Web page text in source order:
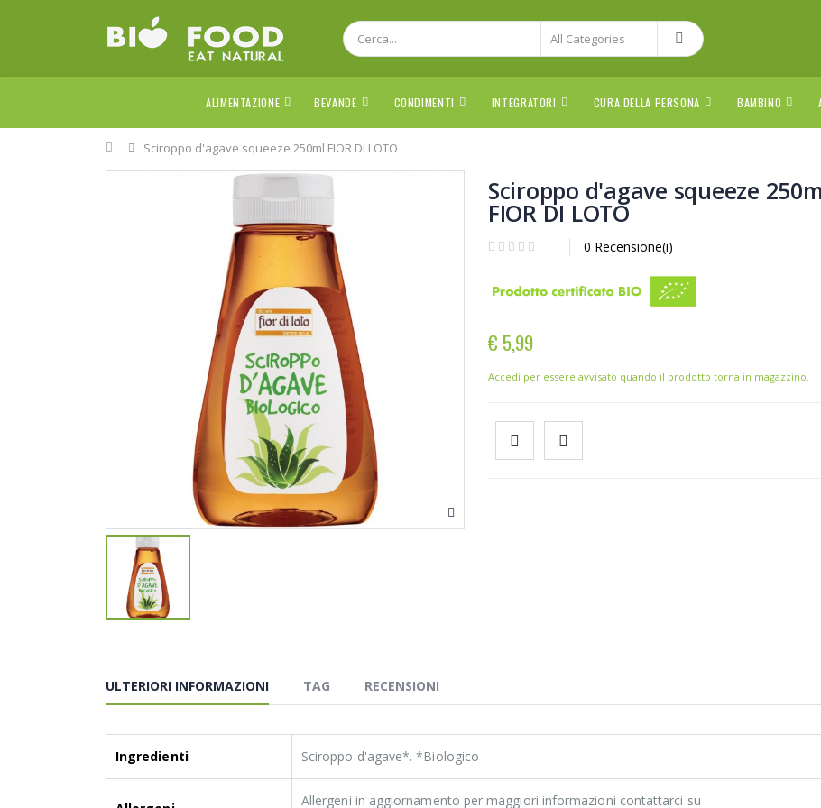
ALIMENTAZIONE BEVANDE CONDIMENTI INTEGRATORI CURA DELLA PERSONA BAMBINO
Home
Sciroppo d'agave squeeze 250ml FIOR DI LOTO
Sciroppo d'agave squeeze
FIOR DI LOTO
0 Recensione(i)
€ 5,99
Accedi per essere avvisato quando il prodotto torna in magazzino.
ULTERIORI INFORMAZIONI TAG RECENSIONI
Ingredienti Sciroppo d'agave*. *Biologico
Allergeni in aggiornamento per maggiori informazioni contattarci su